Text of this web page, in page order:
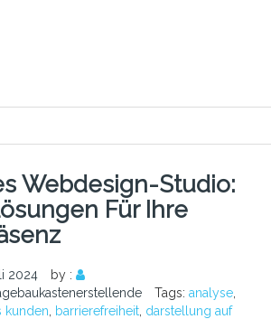
Webdesign-Studio:
Für Ihre
2024
by :
Tags: analyse
kunden
barrierefreiheit darstellung auf